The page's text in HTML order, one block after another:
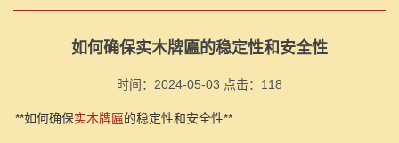
如何确保实木牌匾的稳定性和安全性
时间：2024-05-03 点击： 118
**如何确保实木牌匾的稳定性和安全性**